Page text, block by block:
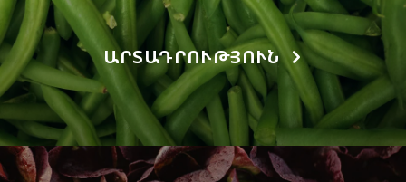
ԱՐՏԱԴՐՈՒԹՅՈՒՆ